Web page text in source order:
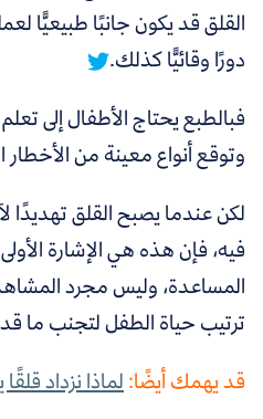
القلق قد يكون جانبًا طبيعيًّا
دورًا وقائيًّا كذلك.
فبالطبع يحتاج الأطفال إلى
وتوقع أنواع معينة من الأخطار
لكن عندما يصبح القلق تهديدًا
فيه، فإن هذه هي الإشارة
المساعدة، وليس مجرد المشاهدة
ترتيب حياة الطفل لتجنب ما
قد يهمك أيضًا:لماذا نزداد